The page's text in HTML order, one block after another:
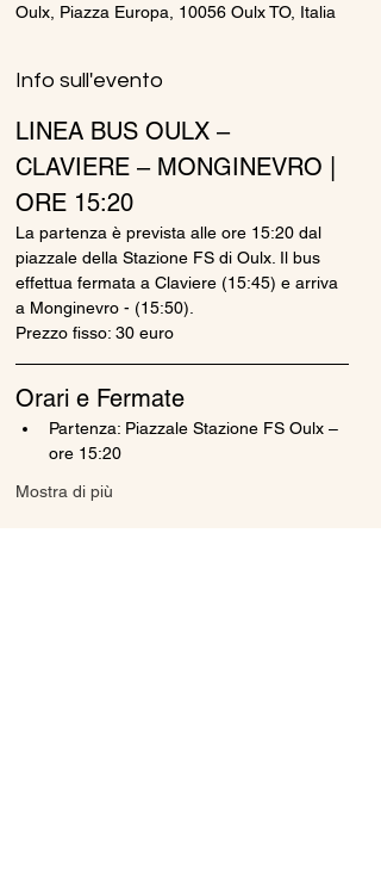
Oulx, Piazza Europa, 10056 Oulx TO, Italia
Info sull'evento
LINEA BUS OULX –
CLAVIERE – MONGINEVRO |
ORE 15:20
La partenza è prevista alle ore 15:20 dal
piazzale della Stazione FS di Oulx. Il bus
effettua fermata a Claviere (15:45) e arriva
a Monginevro - (15:50).
Prezzo fisso: 30 euro
Orari e Fermate
Partenza: Piazzale Stazione FS Oulx –
ore 15:20
Mostra di più